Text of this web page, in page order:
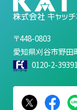
〒448-0803
愛知県刈谷市野田
0120-2-39391